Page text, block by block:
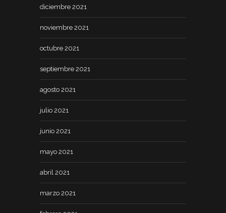
diciembre 2021
noviembre 2021
octubre 2021
septiembre 2021
agosto 2021
julio 2021
junio 2021
mayo 2021
abril 2021
marzo 2021